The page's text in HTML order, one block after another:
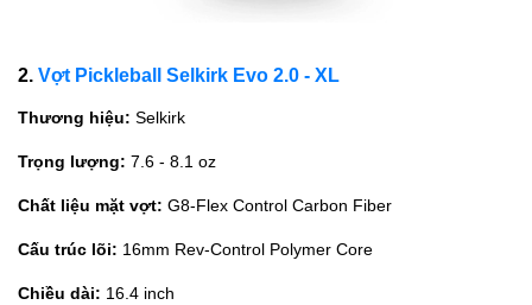
2. Vợt Pickleball Selkirk Evo 2.0 - XL
Thương hiệu: Selkirk
Trọng lượng: 7.6 - 8.1 oz
Chất liệu mặt vợt: G8-Flex Control Carbon Fiber
Cấu trúc lõi: 16mm Rev-Control Polymer Core
Chiều dài: 16.4 inch